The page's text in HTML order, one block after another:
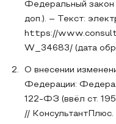
Федеральный
доп.). – Текст:
https://
W_34683/ (дата
О внесении
Федерации:
122-ФЗ (ввёл ст.
// КонсультантПлюс.